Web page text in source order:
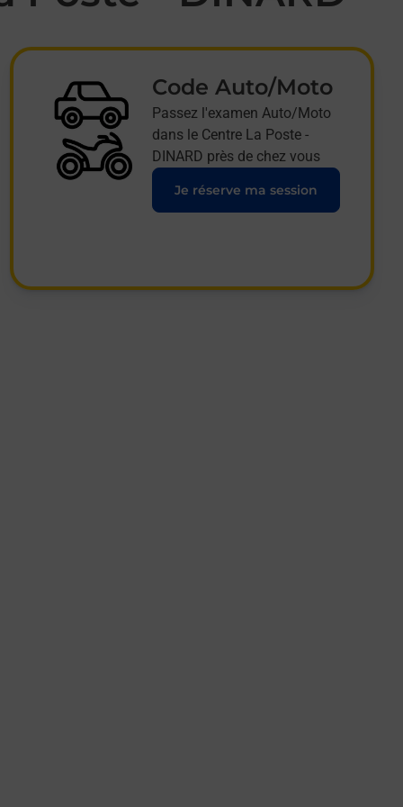
Code Auto/Moto
Passez l'examen Auto/Moto
dans le Centre La Poste -
DINARD près de chez vous
Je réserve ma session